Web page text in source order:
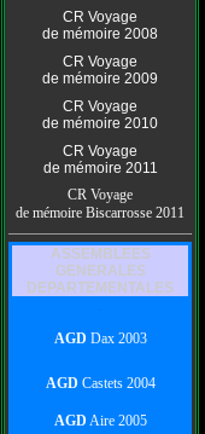
CR Voyage
de mémoire 2008
CR Voyage
de mémoire 2009
CR Voyage
de mémoire 2010
CR Voyage
de mémoire 2011
CR Voyage
de mémoire Biscarrosse 2011
ASSEMBLEES
GENERALES
DEPARTEMENTALES
AGD Dax 2003
AGD Castets 2004
AGD Aire 2005